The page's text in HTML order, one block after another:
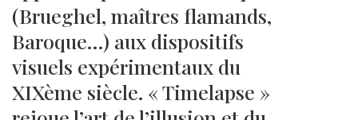
(Brueghel, maîtres flamands,
Baroque…) aux dispositifs
visuels expérimentaux du
XIXème siècle. « Timelapse »